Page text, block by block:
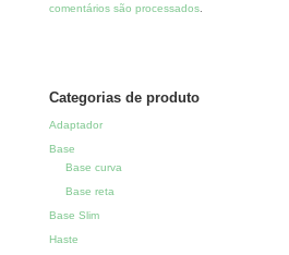
comentários são processados.
Categorias de produto
Adaptador
Base
Base curva
Base reta
Base Slim
Haste